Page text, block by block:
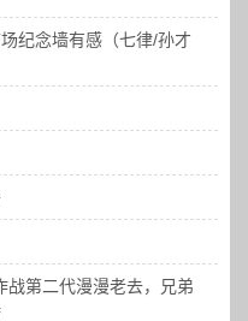
纪念墙有感（七律/孙才
战第二代漫漫老去，兄弟